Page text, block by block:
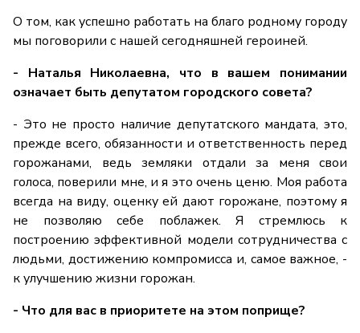
О том, как успешно работать на благо родному городу
мы поговорили с нашей сегодняшней героиней.
- Наталья Николаевна, что в вашем понимании
означает быть депутатом городского совета?
- Это не просто наличие депутатского мандата, это,
прежде всего, обязанности и ответственность перед
горожанами, ведь земляки отдали за меня свои
голоса, поверили мне, и я это очень ценю. Моя работа
всегда на виду, оценку ей дают горожане, поэтому я
не позволяю себе поблажек. Я стремлюсь к
построению эффективной модели сотрудничества с
людьми, достижению компромисса и, самое важное, -
к улучшению жизни горожан.
- Что для вас в приоритете на этом поприще?